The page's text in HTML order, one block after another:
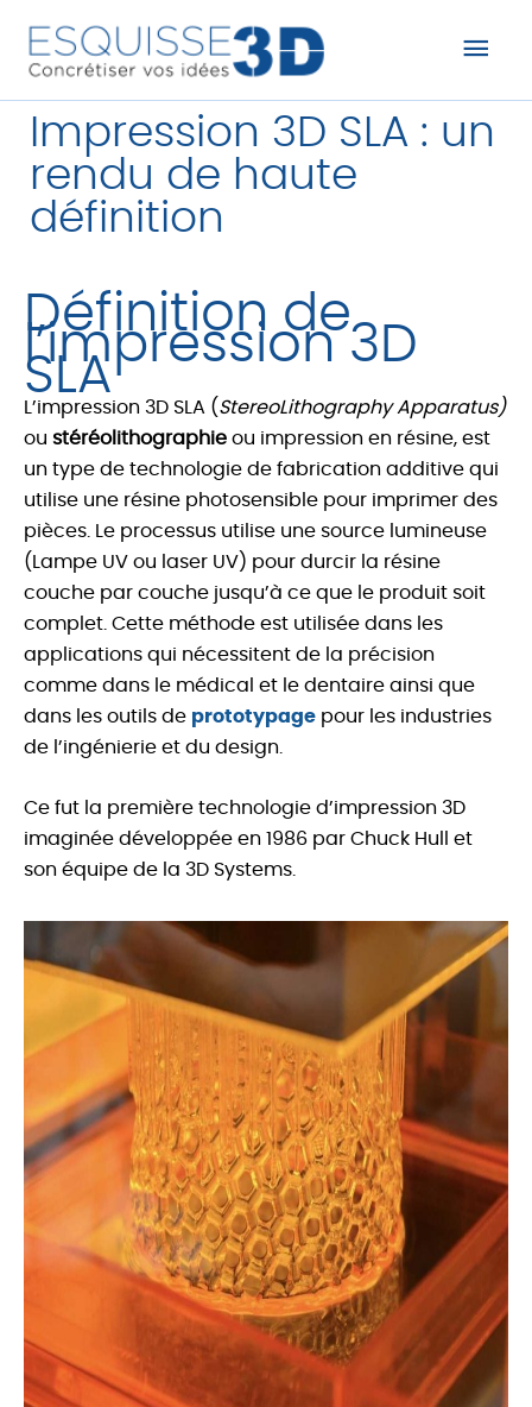
Impression 3D SLA : un
rendu de haute
définition
Définition de
l’impression 3D
SLA
L’impression 3D SLA ( StereoLithography Apparatus)
ou stéréolithographie ou impression en résine, est
un type de technologie de fabrication additive qui
utilise une résine photosensible pour imprimer des
pièces. Le processus utilise une source lumineuse
(Lampe UV ou laser UV) pour durcir la résine
couche par couche jusqu’à ce que le produit soit
complet. Cette méthode est utilisée dans les
applications qui nécessitent de la précision
comme dans le médical et le dentaire ainsi que
dans les outils de prototypage pour les industries
de l’ingénierie et du design.
Ce fut la première technologie d’impression 3D
imaginée développée en 1986 par Chuck Hull et
son équipe de la 3D Systems.